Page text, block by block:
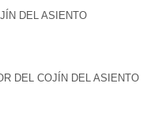
DEL ASIENTO
DEL COJÍN DEL ASIENTO